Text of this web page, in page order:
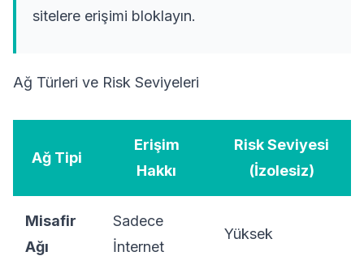
sitelere erişimi bloklayın.
Ağ Türleri ve Risk Seviyeleri
Ağ Tipi
Erişim
Hakkı
Risk Seviyesi
(İzolesiz)
Misafir
Ağı
Sadece
İnternet
Yüksek